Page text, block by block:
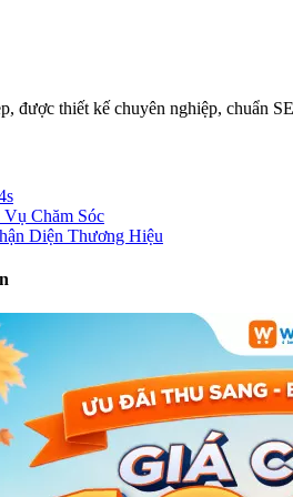
được thiết kế chuyên nghiệp, chuẩn
Chăm Sóc
Diện Thương Hiệu